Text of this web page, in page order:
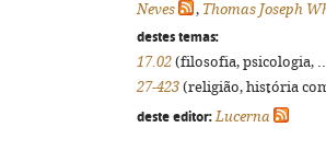
Neves
, Thomas Joseph
destes temas:
17.02 (filosofia, psicologia,
27-423 (religião, história
deste editor: Lucerna